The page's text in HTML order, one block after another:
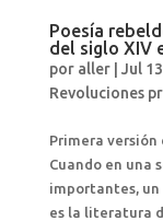
Poesía
del siglo XIV
por aller| Jul
Revoluciones
Primera versión
Cuando en una
importantes,
es la literatura